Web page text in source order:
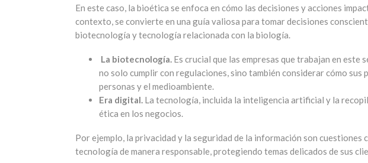
En este caso, la bioética se enfoca en cómo las decisiones y acciones
contexto, se convierte en una guía valiosa para tomar decisiones
biotecnología y tecnología relacionada con la biología.
La biotecnología. Es crucial que las empresas que trabajan en este
no solo cumplir con regulaciones, sino también considerar cómo
personas y el medioambiente.
Era digital. La tecnología, incluida la inteligencia artificial y la
ética en los negocios.
Por ejemplo, la privacidad y la seguridad de la información son cuestiones
tecnología de manera responsable, protegiendo temas delicados de sus